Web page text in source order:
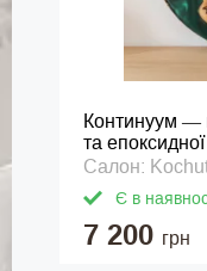
Континуум —
та
Салон:
Є в
7 200 грн